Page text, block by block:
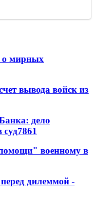
о мирных
вывода войск из
дело
суд7861
военному в
дилеммой -